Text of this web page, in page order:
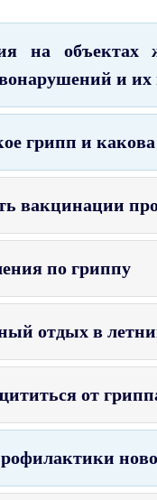
на объектах
и их
грипп и какова
вакцинации
по гриппу
отдых в
от